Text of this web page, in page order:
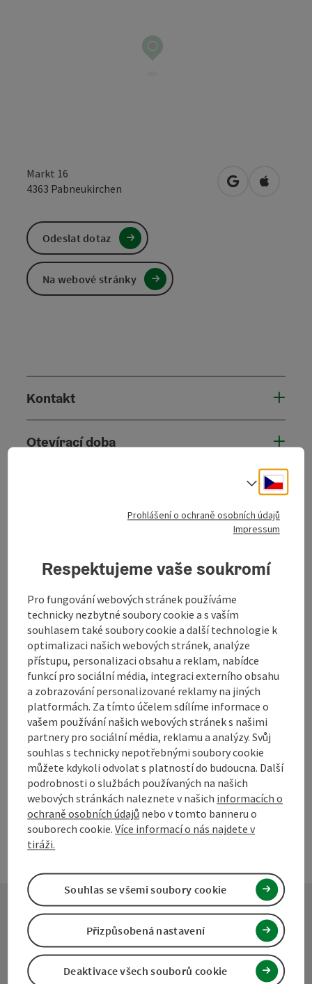
Markt 16
4363 Pabneukirchen Otevřít vOtevřít v
Kontakt
Otevírací doba
Bezbariérovost
Odeslat dotaz
Na webové stránky
Označit příspěvek
přejít na poznámky
Vytvořit PDF
Vytisknout
příspěvek
V okolí
powered byTOURDATA Navrhnout změnu
Kontakt
Cesky
Volba
Prohlášení o ochraně osobních údajů
Impressum
Respektujeme vaše soukromí
Pro fungování webových stránek používáme
technicky nezbytné soubory cookie a s vaším
souhlasem také soubory cookie a další technologie k
optimalizaci našich webových stránek, analýze
přístupu, personalizaci obsahu a reklam, nabídce
funkcí pro sociální média, integraci externího obsahu
a zobrazování personalizované reklamy na jiných
platformách. Za tímto účelem sdílíme informace o
vašem používání našich webových stránek s našimi
partnery pro sociální média, reklamu a analýzy. Svůj
souhlas s technicky nepotřebnými soubory cookie
můžete kdykoli odvolat s platností do budoucna. Další
podrobnosti o službách používaných na našich
webových stránkách naleznete v našich informacích o
ochraně osobních údajů nebo v tomto banneru o
souborech cookie.Více informací o nás najdete v
tiráži.
Deaktivace všech souborů cookie
Přizpůsobená nastavení
Souhlas se všemi soubory cookie